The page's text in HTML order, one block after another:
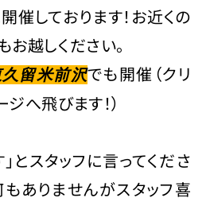
催しております！お近くの
越しください。
留米前沢でも開催（クリ
へ飛びます！）
とスタッフに言ってくださ
もありませんがスタッフ喜